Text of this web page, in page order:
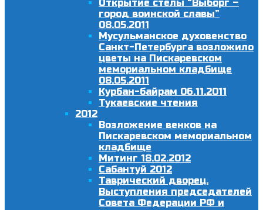
Открытие стелы “Выборг –
город воинской славы”
08.05.2011
Мусульманское духовенство
Санкт-Петербурга возложило
цветы на Пискаревском
мемориальном кладбище
08.05.2011
Курбан-байрам 06.11.2011
Тукаевские чтения
2012
Возложение венков на
Пискаревском мемориальном
кладбище
Митинг 18.02.2012
Сабантуй 2012
Таврический дворец.
Выступления председателей
Совета Федерации РФ и